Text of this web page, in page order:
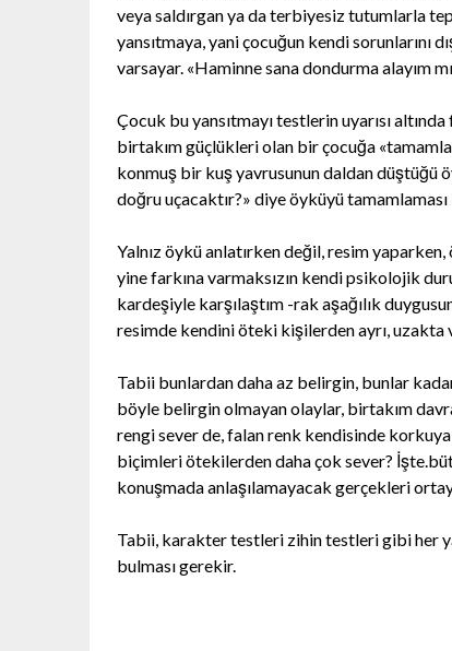
veya saldırgan ya da terbiyesiz tutumlarla
yansıtmaya, yani çocuğun kendi sorunlarını
varsayar. «Haminne sana dondurma alayım
Çocuk bu yansıtmayı testlerin uyarısı
birtakım güçlükleri olan bir çocuğa
konmuş bir kuş yavrusunun daldan düştüğü
doğru uçacaktır?» diye öyküyü tamamlaması
Yalnız öykü anlatırken değil, resim
yine farkına varmaksızın kendi psikolojik
kardeşiyle karşılaştım -rak aşağılık
resimde kendini öteki kişilerden ayrı,
Tabii bunlardan daha az belirgin, bunlar
böyle belirgin olmayan olaylar, birtakım
rengi sever de, falan renk kendisinde
biçimleri ötekilerden daha çok sever?
konuşmada anlaşılamayacak gerçekleri
Tabii, karakter testleri zihin testleri gibi her
bulması gerekir.